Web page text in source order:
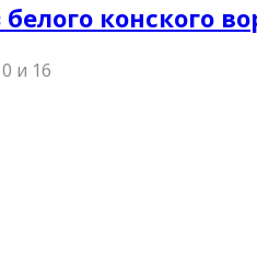
конского
и 16